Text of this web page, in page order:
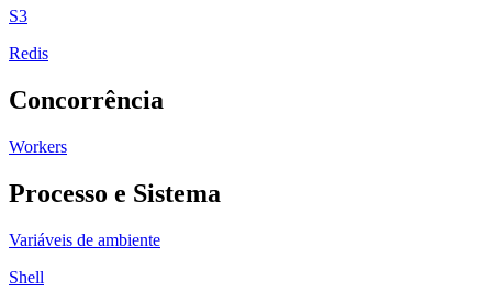
S3
Redis
Concorrência
Workers
Processo e Sistema
Variáveis de ambiente
Shell